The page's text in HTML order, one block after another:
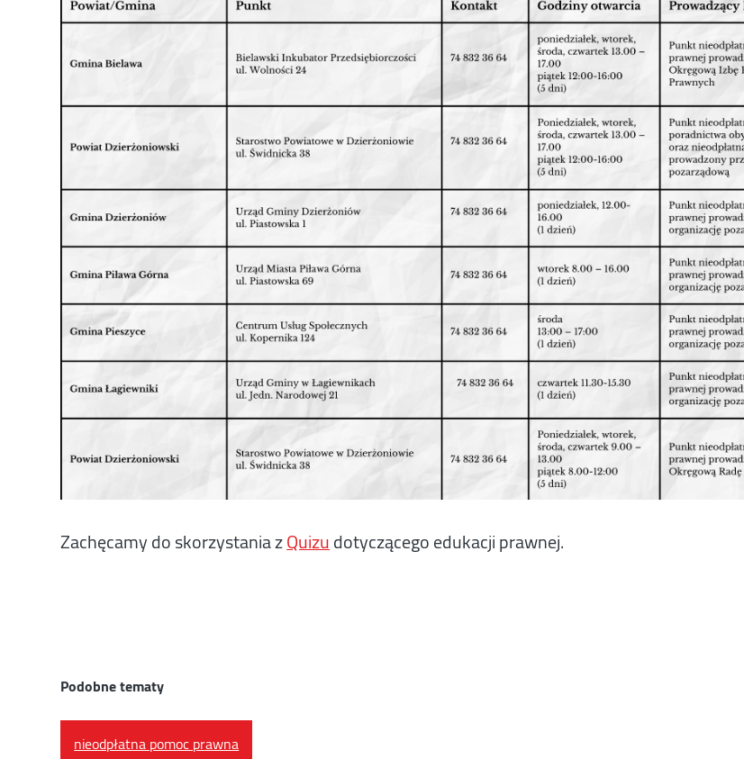
Zachęcamy do skorzystania zQuizudotyczącego edukacji prawnej.
Podobne tematy
nieodpłatna pomoc prawna